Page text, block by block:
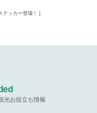
テッカー登場！ ]
光お役立ち情報